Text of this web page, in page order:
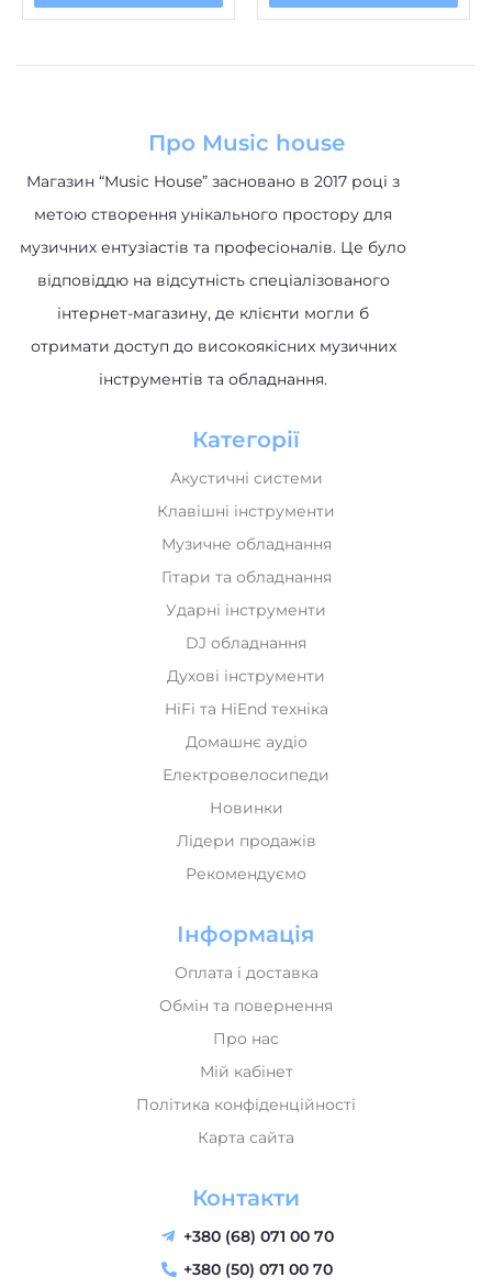
Про Music house
Магазин “Music House” засновано в 2017 році з
метою створення унікального простору для
музичних ентузіастів та професіоналів. Це було
відповіддю на відсутність спеціалізованого
інтернет-магазину, де клієнти могли б
отримати доступ до високоякісних музичних
інструментів та обладнання.
Категорії
Акустичні системи
Клавішні інструменти
Музичне обладнання
Гітари та обладнання
Ударні інструменти
DJ обладнання
Духові інструменти
HiFi та HiEnd техніка
Домашнє аудіо
Електровелосипеди
Новинки
Лідери продажів
Рекомендуємо
Інформація
Оплата і доставка
Обмін та повернення
Про нас
Мій кабінет
Політика конфіденційності
Карта сайта
Контакти
+380 (68) 071 00 70
+380 (50) 071 00 70